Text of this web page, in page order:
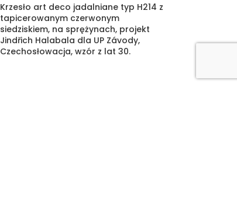
Krzesło art deco jadalniane typ H214 z
tapicerowanym czerwonym
siedziskiem, na sprężynach, projekt
Jindřich Halabala dla UP Závody,
Czechosłowacja, wzór z lat 30.